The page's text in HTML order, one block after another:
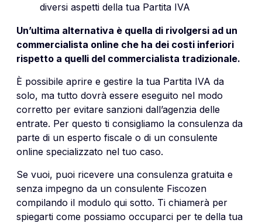
diversi aspetti della tua Partita IVA
Un’ultima alternativa è quella di rivolgersi ad un
commercialista online che ha dei costi inferiori
rispetto a quelli del commercialista tradizionale.
È possibile aprire e gestire la tua Partita IVA da
solo, ma tutto dovrà essere eseguito nel modo
corretto per evitare sanzioni dall’agenzia delle
entrate. Per questo ti consigliamo la consulenza da
parte di un esperto fiscale o di un consulente
online specializzato nel tuo caso.
Se vuoi, puoi ricevere una consulenza gratuita e
senza impegno da un consulente Fiscozen
compilando il modulo qui sotto. Ti chiamerà per
spiegarti come possiamo occuparci per te della tua